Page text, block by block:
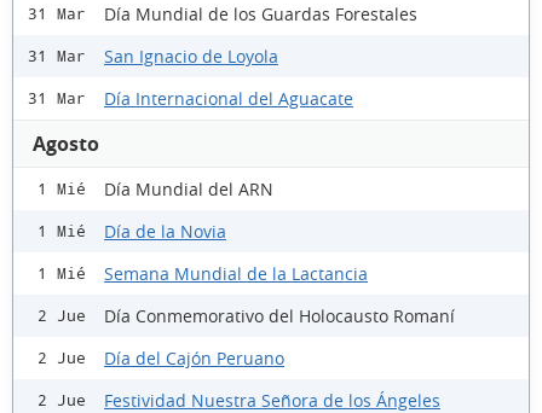
31 Mar Día Mundial de los Guardas Forestales
31 Mar San Ignacio de Loyola
31 Mar Día Internacional del Aguacate
Agosto
1 Mié Día Mundial del ARN
1 Mié Día de la Novia
1 Mié Semana Mundial de la Lactancia
2 Jue Día Conmemorativo del Holocausto Romaní
2 Jue Día del Cajón Peruano
2 Jue Festividad Nuestra Señora de los Ángeles